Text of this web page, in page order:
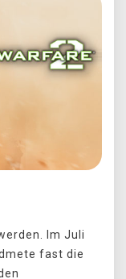
Im Juli
fast die